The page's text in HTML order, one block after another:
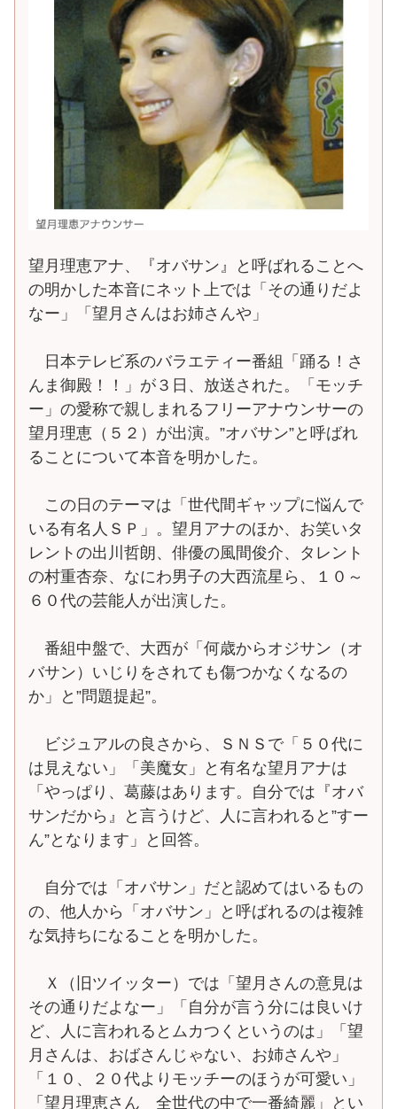
望月理恵アナ、『オバサン』と呼ばれることへ
の明かした本音にネット上では「その通りだよ
なー」「望月さんはお姉さんや」
日本テレビ系のバラエティー番組「踊る！さ
んま御殿！！」が３日、放送された。「モッチ
ー」の愛称で親しまれるフリーアナウンサーの
望月理恵（５２）が出演。”オバサン”と呼ばれ
ることについて本音を明かした。
この日のテーマは「世代間ギャップに悩んで
いる有名人ＳＰ」。望月アナのほか、お笑いタ
レントの出川哲朗、俳優の風間俊介、タレント
の村重杏奈、なにわ男子の大西流星ら、１０～
６０代の芸能人が出演した。
番組中盤で、大西が「何歳からオジサン（オ
バサン）いじりをされても傷つかなくなるの
か」と”問題提起”。
ビジュアルの良さから、ＳＮＳで「５０代に
は見えない」「美魔女」と有名な望月アナは
「やっぱり、葛藤はあります。自分では『オバ
サンだから』と言うけど、人に言われると”すー
ん”となります」と回答。
自分では「オバサン」だと認めてはいるもの
の、他人から「オバサン」と呼ばれるのは複雑
な気持ちになることを明かした。
Ｘ（旧ツイッター）では「望月さんの意見は
その通りだよなー」「自分が言う分には良いけ
ど、人に言われるとムカつくというのは」「望
月さんは、おばさんじゃない、お姉さんや」
「１０、２０代よりモッチーのほうが可愛い」
「望月理恵さん 全世代の中で一番綺麗」とい